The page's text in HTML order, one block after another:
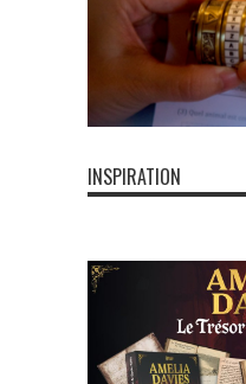
INSPIRATION